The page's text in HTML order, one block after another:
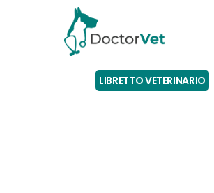
LIBRETTO VETERINARIO